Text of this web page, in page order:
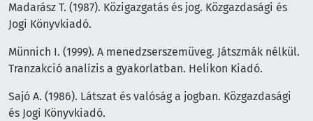
Madarász T. (1987). Közigazgatás és jog. Közgazdasági és
Jogi Könyvkiadó.
Münnich I. (1999). A menedzserszemüveg. Játszmák nélkül.
Tranzakció analízis a gyakorlatban. Helikon Kiadó.
Sajó A. (1986). Látszat és valóság a jogban. Közgazdasági
és Jogi Könyvkiadó.